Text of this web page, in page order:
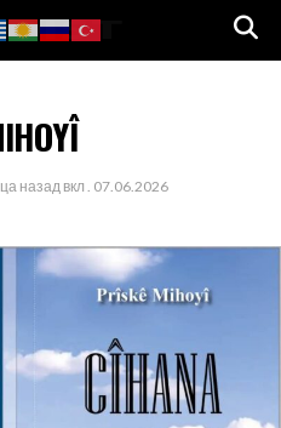
назад вкл . 07.06.2026
version